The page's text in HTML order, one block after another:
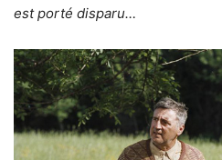
est porté disparu…